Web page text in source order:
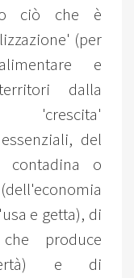
ciò che è
(per
e
dalla
'crescita'
del
contadina o
e getta), di
produce
e di